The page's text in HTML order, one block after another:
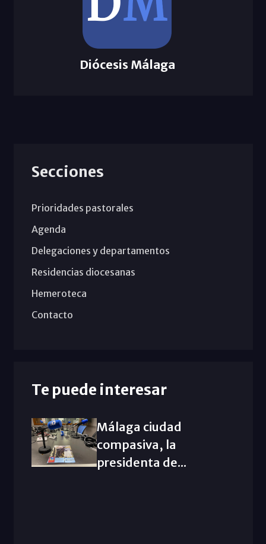
Diócesis Málaga
Secciones
Prioridades pastorales
Agenda
Delegaciones y departamentos
Residencias diocesanas
Hemeroteca
Contacto
Te puede interesar
Málaga ciudad
compasiva, la
presidenta de...